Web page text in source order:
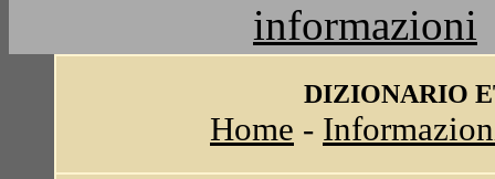
informazioni
DIZIONARIO
Home -